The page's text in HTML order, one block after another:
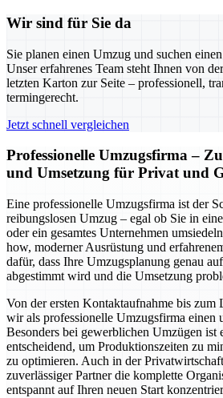
Wir sind für Sie da
Sie planen einen Umzug und suchen
Unser erfahrenes Team steht Ihnen von
letzten Karton zur Seite – professionell,
termingerecht.
Jetzt schnell vergleichen
Professionelle Umzugsfirma –
und Umsetzung für Privat und
Eine professionelle Umzugsfirma ist der
reibungslosen Umzug – egal ob Sie in
oder ein gesamtes Unternehmen
how, moderner Ausrüstung und
dafür, dass Ihre Umzugsplanung genau
abgestimmt wird und die Umsetzung
Von der ersten Kontaktaufnahme bis zum
wir als professionelle Umzugsfirma einen
Besonders bei gewerblichen Umzügen ist
entscheidend, um Produktionszeiten zu
zu optimieren. Auch in der
zuverlässiger Partner die komplette
entspannt auf Ihren neuen Start